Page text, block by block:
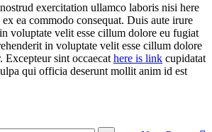
exercitation ullamco laboris nisi here
ea commodo consequat. Duis aute irure
voluptate velit esse cillum dolore eu fugiat
in voluptate velit esse cillum dolore
Excepteur sint occaecat here is link cupidatat
qui officia deserunt mollit anim id est